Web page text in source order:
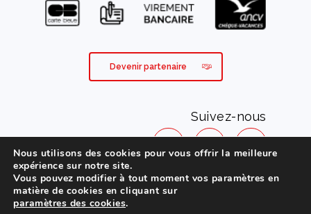
Devenir partenaire
Suivez-nous
Mentions légales
Nous utilisons des cookies pour vous offrir la meilleure
expérience sur notre site.
Vous pouvez modifier à tout moment vos paramètres en
matière de cookies en cliquant sur
paramètres des cookies.